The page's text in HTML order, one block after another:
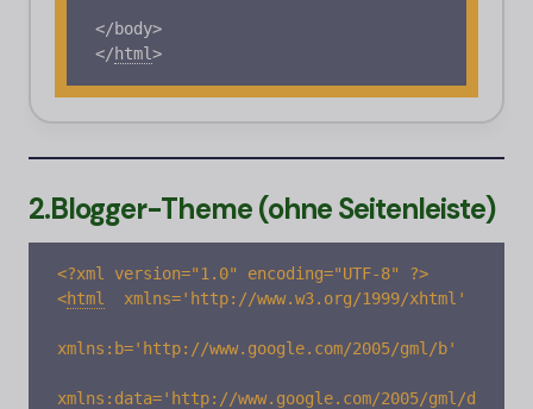
</body>
</html>
2.Blogger-Theme (ohne Seitenleiste)
<html xmlns='http://www.w3.org/1999/xhtml'
xmlns:b='http://www.google.com/2005/gml/b'
xmlns:data='http://www.google.com/2005/gml/d